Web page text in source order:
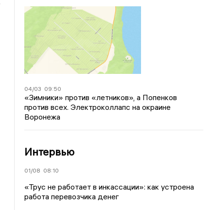
04/03 09:50
«Зимники» против «летников», а Попенков
против всех. Электроколлапс на окраине
Воронежа
Интервью
01/08 08:10
«Трус не работает в инкассации»: как устроена
работа перевозчика денег